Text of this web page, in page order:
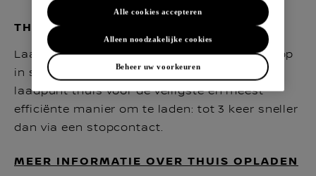
THUIS
Laad ’s nachts of overdag op. Laad volledig op
in slechts 5 uur en 45 minuten met een
laadpunt thuis voor de veiligste en meest
efficiënte manier om te laden: tot 3 keer sneller
dan via een stopcontact.
MEER INFORMATIE OVER THUIS OPLADEN
Beheer uw voorkeuren
Alleen noodzakelijke cookies
Alle cookies accepteren